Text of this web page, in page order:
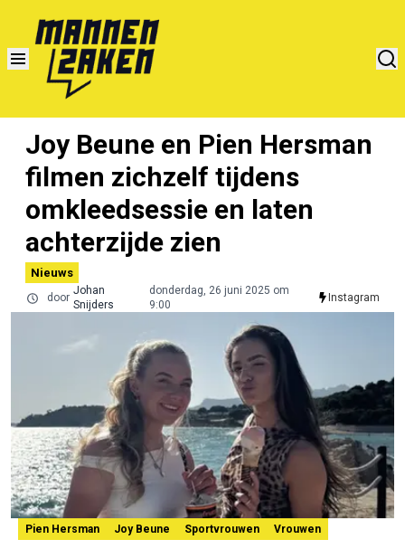
Joy Beune en Pien Hersman
filmen zichzelf tijdens
omkleedsessie en laten
achterzijde zien
Nieuws
door
Johan
Snijders
donderdag, 26 juni 2025 om
9:00
Instagram
Pien Hersman Joy Beune Sportvrouwen Vrouwen